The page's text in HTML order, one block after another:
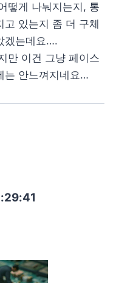
떻게 나눠지는지, 통
있는지 좀 더 구체
겠는데요….
만 이건 그냥 페이스
는 안느껴지네요…